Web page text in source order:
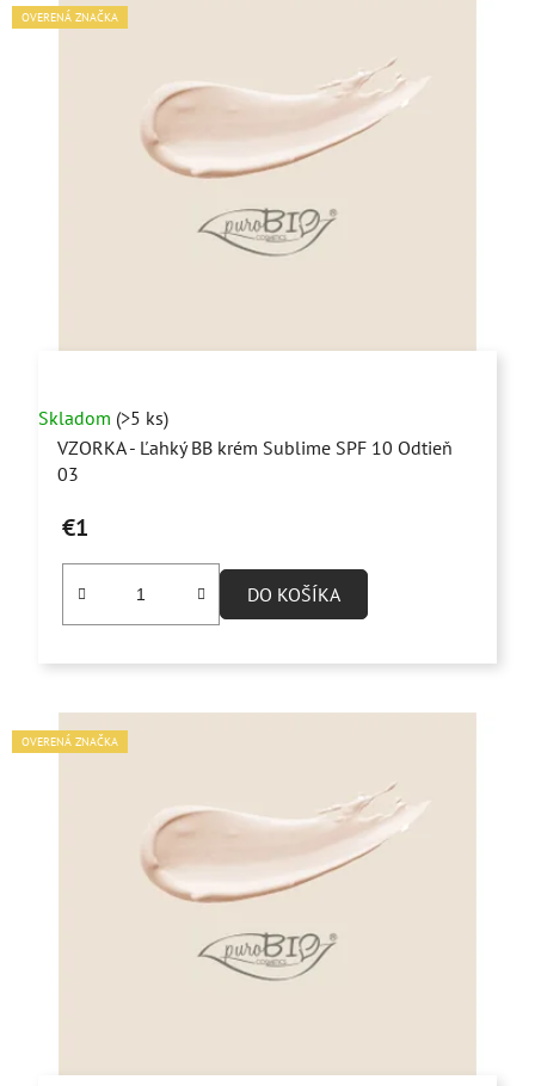
OVERENÁ ZNAČKA
Skladom (>5 ks)
VZORKA - Ľahký BB krém Sublime SPF 10 Odtieň
03
€1
DO KOŠÍKA
OVERENÁ ZNAČKA